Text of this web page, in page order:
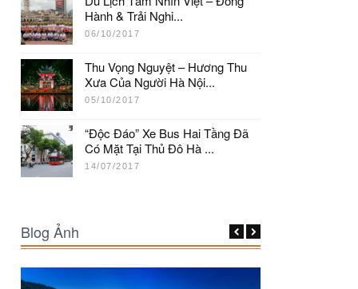
Hành & Trải Nghi...
06/10/2017
Thu Vọng Nguyệt – Hương Thu
Xưa Của Người Hà Nội...
05/10/2017
“Độc Đáo” Xe Bus Hai Tầng Đã
Có Mặt Tại Thủ Đô Hà ...
14/07/2017
Blog Ảnh